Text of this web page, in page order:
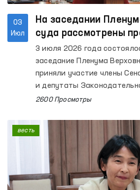
03
Июл
На заседании
суда рассмотрены
постановлений
3 июля 2026 года
заседание Пленума
приняли участие члены
и депутаты
Уполномоченный Олий
Мажлиса по правам
омбудсман), судьи
нижестоящих инстанций,
прокурор, представители
суда, Высшего судейского
делам семьи и женщин,
2600 Просмотры
весть